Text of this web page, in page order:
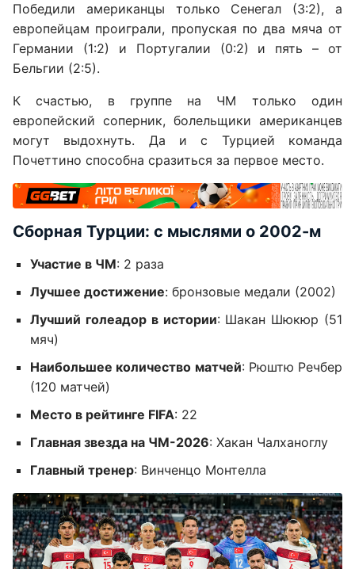
Победили американцы только Сенегал (3:2), а
европейцам проиграли, пропуская по два мяча от
Германии (1:2) и Португалии (0:2) и пять – от
Бельгии (2:5).
К счастью, в группе на ЧМ только один
европейский соперник, болельщики американцев
могут выдохнуть. Да и с Турцией команда
Почеттино способна сразиться за первое место.
Сборная Турции: с мыслями о 2002-м
Участие в ЧМ: 2 раза
Лучшее достижение: бронзовые медали (2002)
Лучший голеадор в истории: Шакан Шюкюр (51
мяч)
Наибольшее количество матчей: Рюштю Речбер
(120 матчей)
Место в рейтинге FIFA: 22
Главная звезда на ЧМ-2026: Хакан Чалханоглу
Главный тренер: Винченцо Монтелла